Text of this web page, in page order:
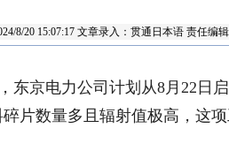
8/20 15:07:17 文章录入：贯通日本语 责任编
东京电力公司计划从8月22日
片数量多且辐射值极高，这